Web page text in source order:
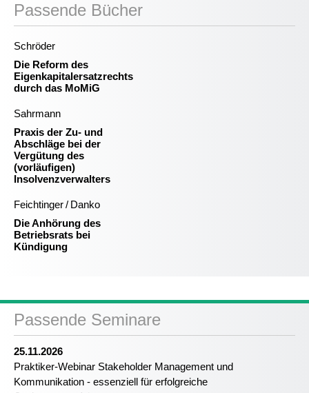
Passende Bücher
Schröder
Die Reform des
Eigenkapitalersatzrechts
durch das MoMiG
Sahrmann
Praxis der Zu- und
Abschläge bei der
Vergütung des
(vorläufigen)
Insolvenzverwalters
Feichtinger / Danko
Die Anhörung des
Betriebsrats bei
Kündigung
Passende Seminare
25.11.2026
Praktiker-Webinar Stakeholder Management und
Kommunikation - essenziell für erfolgreiche